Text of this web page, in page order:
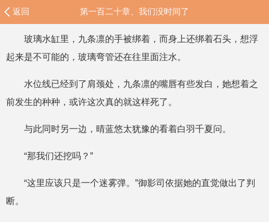
返回 第一百二十章、我们没时间了
玻璃水缸里，九条凛的手被绑着，而身上还绑着石头，想浮
起来是不可能的，玻璃弯管还在往里面注水。
水位线已经到了肩颈处，九条凛的嘴唇有些发白，她想着之
前发生的种种，或许这次真的就这样死了。
与此同时另一边，晴蓝悠太犹豫的看着白羽千夏问。
“那我们还挖吗？”
“这里应该只是一个迷雾弹。”御影司依据她的直觉做出了判
断。